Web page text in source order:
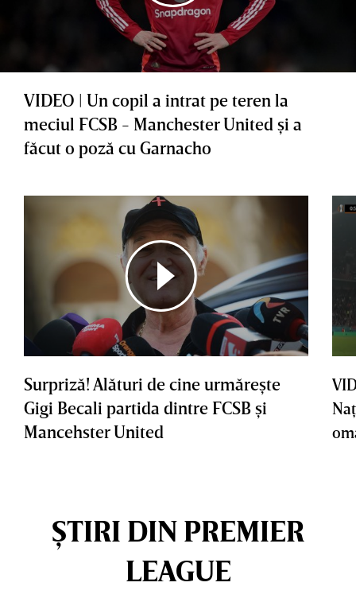
VIDEO | Un copil a intrat pe teren la
meciul FCSB - Manchester United şi a
făcut o poză cu Garnacho
Surpriză! Alături de cine urmăreşte
Gigi Becali partida dintre FCSB şi
Mancehster United
ȘTIRI DIN PREMIER
LEAGUE